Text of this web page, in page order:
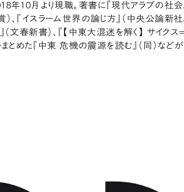
年10月より現職。著書に『現代アラブの社会
『イスラーム世界の論じ方』（中央公論新
（文春新書）、『【中東大混迷を解く】 サイク
めた『中東 危機の震源を読む』（同）などが